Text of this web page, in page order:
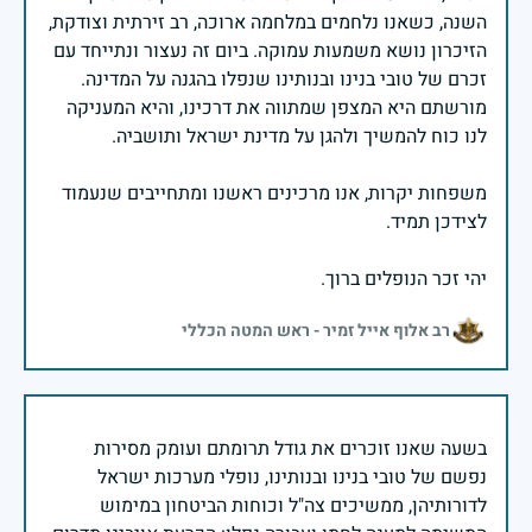
השנה, כשאנו נלחמים במלחמה ארוכה, רב זירתית וצודקת,
הזיכרון נושא משמעות עמוקה. ביום זה נעצור ונתייחד עם
זכרם של טובי בנינו ובנותינו שנפלו בהגנה על המדינה.
מורשתם היא המצפן שמתווה את דרכינו, והיא המעניקה
משפחות יקרות, אנו מרכינים ראשנו ומתחייבים שנעמוד
יהי זכר הנופלים ברוך.
רב אלוף אייל זמיר - ראש המטה הכללי
בשעה שאנו זוכרים את גודל תרומתם ועומק מסירות
נפשם של טובי בנינו ובנותינו, נופלי מערכות ישראל
לדורותיהן, ממשיכים צה"ל וכוחות הביטחון במימוש